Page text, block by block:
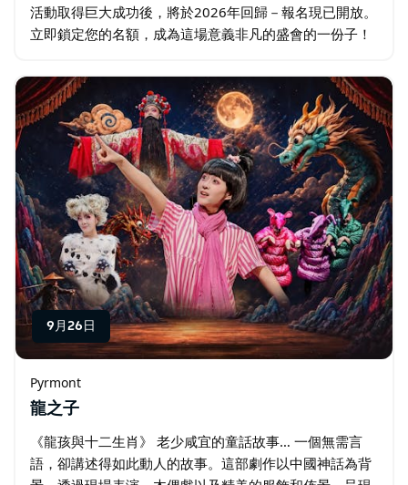
活動取得巨大成功後，將於2026年回歸－報名現已開放。
立即鎖定您的名額，成為這場意義非凡的盛會的一份子！
園…
9月26日
Pyrmont
龍之子
《龍孩與十二生肖》 老少咸宜的童話故事… 一個無需言
語，卻講述得如此動人的故事。這部劇作以中國神話為背